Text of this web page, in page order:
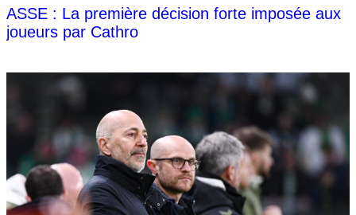
ASSE : La première décision forte imposée aux
joueurs par Cathro